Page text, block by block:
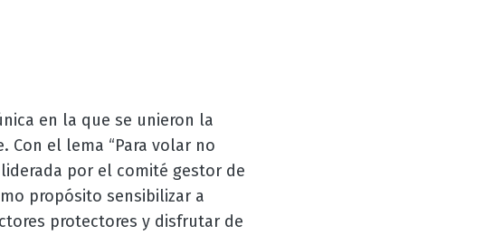
en la que se unieron la
el lema “Para volar no
liderada por el comité gestor de
propósito sensibilizar a
protectores y disfrutar de